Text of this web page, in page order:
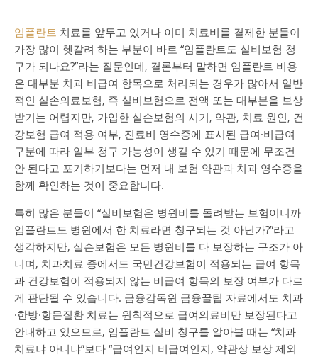
임플란트 치료를 앞두고 있거나 이미 치료비를 결제한 분들이
가장 많이 헷갈려 하는 부분이 바로 “임플란트도 실비보험 청
구가 되나요?”라는 질문인데, 결론부터 말하면 임플란트 비용
은 대부분 치과 비급여 항목으로 처리되는 경우가 많아서 일반
적인 실손의료보험, 즉 실비보험으로 전액 또는 대부분을 보상
받기는 어렵지만, 가입한 실손보험의 시기, 약관, 치료 원인, 건
강보험 급여 적용 여부, 진료비 영수증에 표시된 급여·비급여
구분에 따라 일부 청구 가능성이 생길 수 있기 때문에 무조건
안 된다고 포기하기보다는 먼저 내 보험 약관과 치과 영수증을
함께 확인하는 것이 중요합니다.
특히 많은 분들이 “실비보험은 병원비를 돌려받는 보험이니까
임플란트도 병원에서 한 치료라면 청구되는 것 아닌가?”라고
생각하지만, 실손보험은 모든 병원비를 다 보장하는 구조가 아
니며, 치과치료 중에서도 국민건강보험이 적용되는 급여 항목
과 건강보험이 적용되지 않는 비급여 항목의 보장 여부가 다르
게 판단될 수 있습니다. 금융감독원 금융꿀팁 자료에서도 치과
·한방·항문질환 치료는 원칙적으로 급여의료비만 보장된다고
안내하고 있으므로, 임플란트 실비 청구를 알아볼 때는 “치과
치료냐 아니냐”보다 “급여인지 비급여인지, 약관상 보상 제외